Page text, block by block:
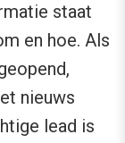
staat
en hoe. Als
nieuws
lead is